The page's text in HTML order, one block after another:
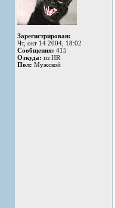
Зарегистрирован:
Чт, окт 14 2004, 18:02
Сообщения: 415
Откуда: из HR
Пол: Мужской